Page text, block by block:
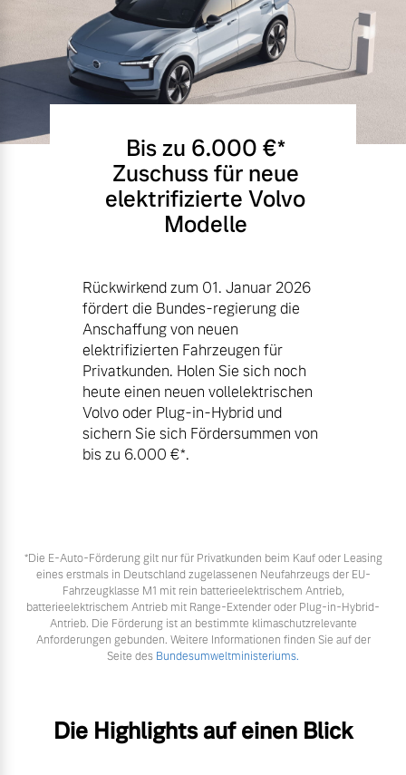
Bis zu 6.000 €⁠*
Zuschuss für neue
elektrifizierte Volvo
Modelle
Rückwirkend zum 01. Januar 2026
fördert die Bundes-regierung die
Anschaffung von neuen
elektrifizierten Fahrzeugen für
Privatkunden. Holen Sie sich noch
heute einen neuen vollelektrischen
Volvo oder Plug-in-Hybrid und
sichern Sie sich Fördersummen von
bis zu 6.000 €⁠*.
*Die E‑Auto-Förderung gilt nur für Privatkunden beim Kauf oder Leasing
eines erstmals in Deutschland zugelassenen Neufahrzeugs der EU-
Fahrzeugklasse M1 mit rein batterieelektrischem Antrieb,
batterieelektrischem Antrieb mit Range-Extender oder Plug-in-Hybrid-
Antrieb. Die Förderung ist an bestimmte klimaschutzrelevante
Anforderungen gebunden. Weitere Informationen finden Sie auf der
Seite des Bundesumweltministeriums.
Die Highlights auf einen Blick